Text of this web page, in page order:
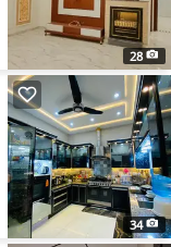
28
34